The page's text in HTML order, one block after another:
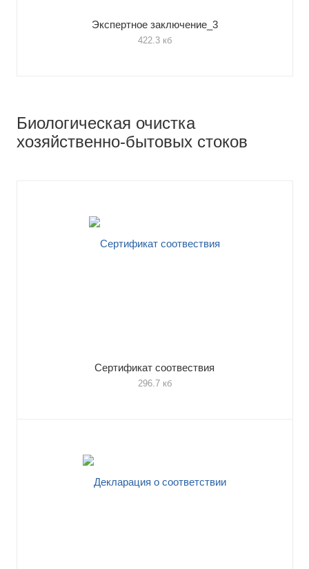
Экспертное заключение_3
422.3 кб
Биологическая очистка
хозяйственно-бытовых стоков
Сертификат соотвествия
296.7 кб